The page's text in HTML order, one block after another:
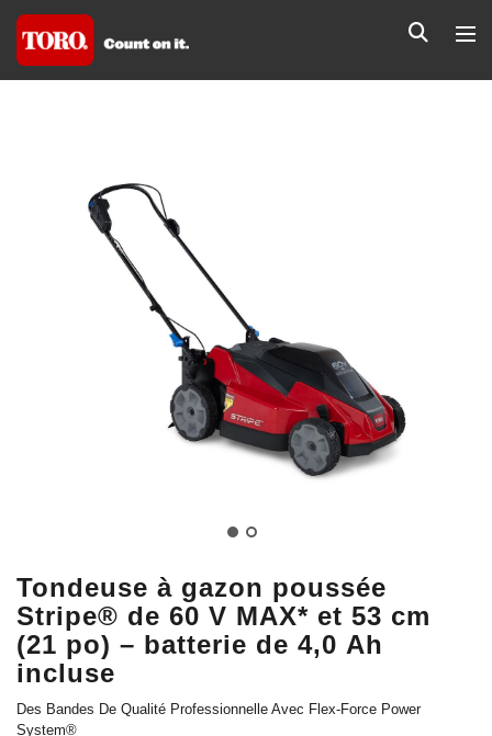
Tondeuse à gazon poussée
Stripe® de 60 V MAX* et 53 cm
(21 po) – batterie de 4,0 Ah
incluse
Des Bandes De Qualité Professionnelle Avec Flex-Force Power
System®